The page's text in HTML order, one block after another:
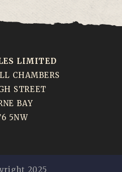
LIMITED
CHAMBERS
STREET
BAY
5NW
2025